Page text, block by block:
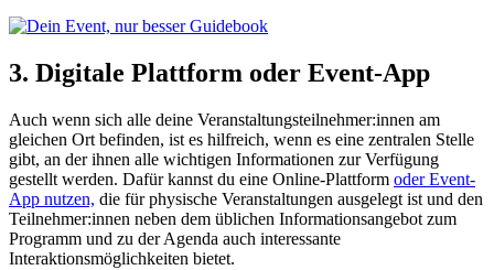
3. Digitale Plattform oder Event-App
Auch wenn sich alle deine Veranstaltungsteilnehmer:innen am
gleichen Ort befinden, ist es hilfreich, wenn es eine zentralen Stelle
gibt, an der ihnen alle wichtigen Informationen zur Verfügung
gestellt werden. Dafür kannst du eine Online-Plattform oder Event-
App nutzen, die für physische Veranstaltungen ausgelegt ist und den
Teilnehmer:innen neben dem üblichen Informationsangebot zum
Programm und zu der Agenda auch interessante
Interaktionsmöglichkeiten bietet.